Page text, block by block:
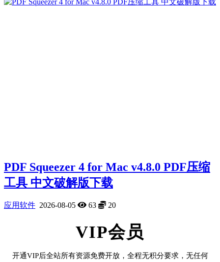
PDF Squeezer 4 for Mac v4.8.0 PDF压缩
工具 中文破解版下载
应用软件 2026-08-05 63 20
VIP会员
开通VIP后全站所有资源免费开放，全程无积分要求，无任何